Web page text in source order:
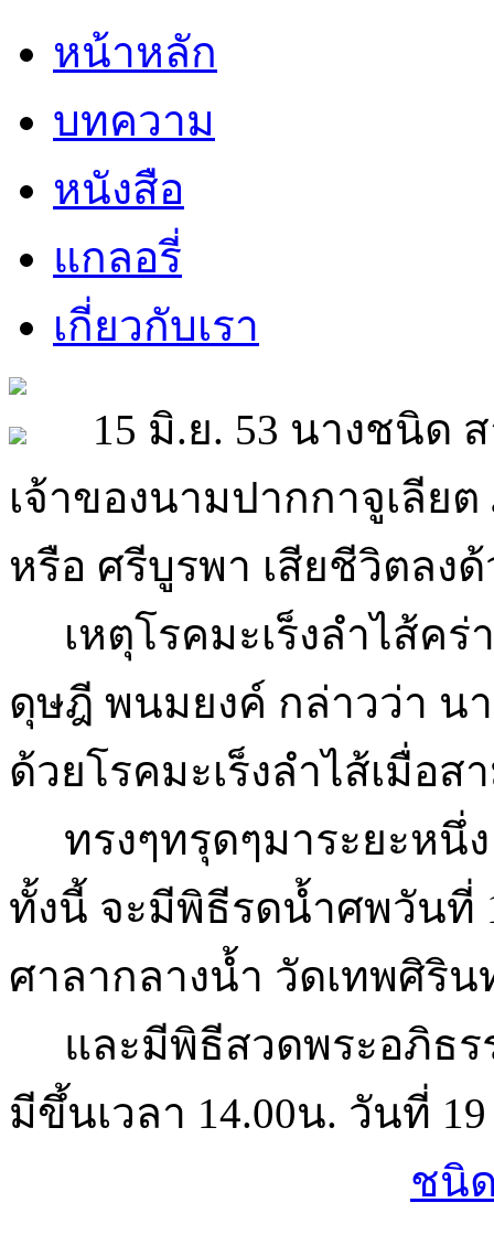
หน้าหลัก
บทความ
หนังสือ
แกลอรี่
เกี่ยวกับเรา
15 มิ.ย. 53 นางชนิด
เจ้าของนามปากกาจูเลีย
หรือ ศรีบูรพา เสียชีวิตลงด้
เหตุโรคมะเร็งลำไส้คร่
ดุษฎี พนมยงค์ กล่าวว่า น
ด้วยโรคมะเร็งลำไส้เมื่อ
ทรงๆทรุดๆมาระยะหนึ่ง
ทั้งนี้ จะมีพิธีรดน้ำศพวันที่
ศาลากลางน้ำ วัดเทพศิริ
และมีพิธีสวดพระอภิธร
มีขึ้นเวลา 14.00น. วันที่
ชนิ